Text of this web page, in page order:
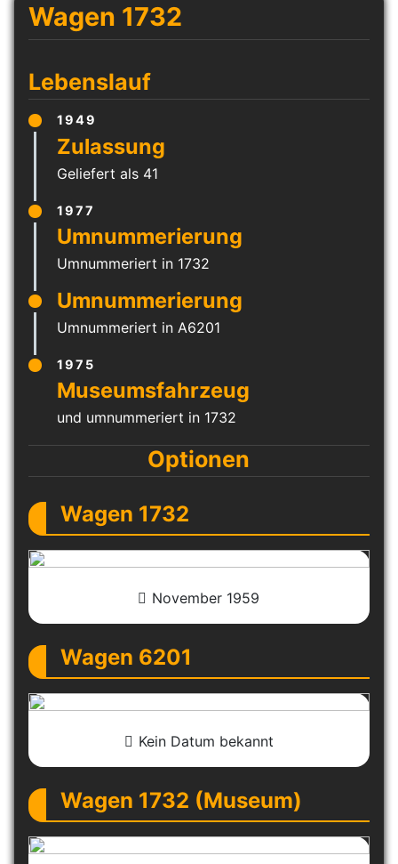
Wagen 1732
Lebenslauf
1949
Geliefert als 41
1977
Umnummeriert in 1732
Umnummeriert in A6201
1975
und umnummeriert in 1732
Optionen
Wagen 1732
November 1959
Wagen 6201
Kein Datum bekannt
Wagen 1732 (Museum)